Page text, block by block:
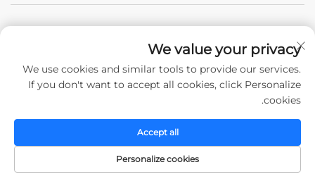
تابعونا
جميع الحقوق محفوظة © 2025 شركة تشونغتشينغ تشنغدا للهياكل الفولاذية المحدودة
-سياسة الخصوصية
We value your privacy
We use cookies and similar tools to provide our services.
If you don't want to accept all cookies, click Personalize
cookies.
Personalize cookies
Accept all